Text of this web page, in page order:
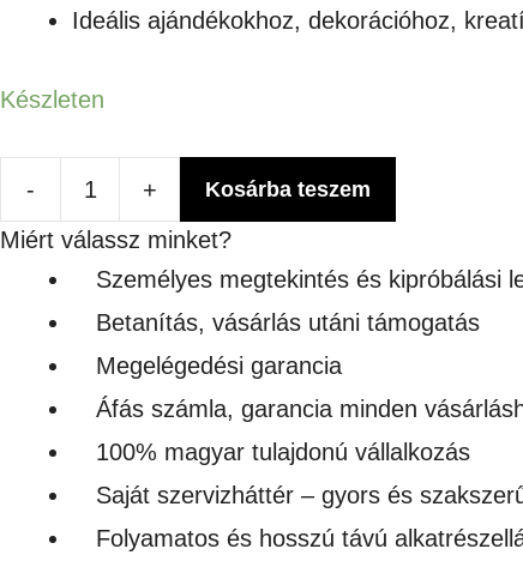
Ideális ajándékokhoz, dekorációhoz,
Készleten
-
ovális
mennyiség
+ Kosárba teszem
Miért válassz minket?
Személyes megtekintés és kipróbálási
Betanítás, vásárlás utáni támogatás
Megelégedési garancia
Áfás számla, garancia minden
100% magyar tulajdonú vállalkozás
Saját szervizháttér – gyors és
Folyamatos és hosszú távú